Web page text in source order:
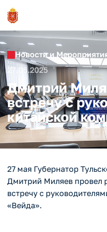
Новости и
27.05.2025
Дмитрий
встречу с
китайской
27 мая Губернатор
Дмитрий Миляев провел
встречу с
«Вейда».